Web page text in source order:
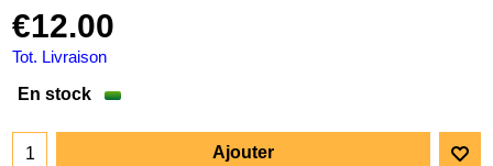
€12.00
Tot. Livraison
En stock
Ajouter